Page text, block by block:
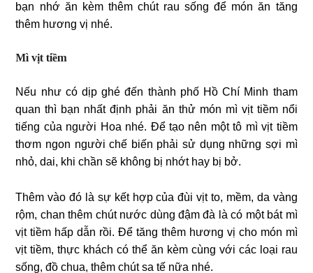
bạn nhớ ăn kèm thêm chút rau sống để món ăn tăng
thêm hương vị nhé.
Mì vịt tiềm
Nếu như có dịp ghé đến thành phố Hồ Chí Minh tham
quan thì bạn nhất định phải ăn thử món mì vịt tiềm nổi
tiếng của người Hoa nhé. Để tạo nên một tô mì vịt tiềm
thơm ngon người chế biến phải sử dụng những sợi mì
nhỏ, dai, khi chần sẽ không bị nhớt hay bị bở.
Thêm vào đó là sự kết hợp của đùi vịt to, mềm, da vàng
rộm, chan thêm chút nước dùng đậm đà là có một bát mì
vịt tiềm hấp dẫn rồi. Để tăng thêm hương vị cho món mì
vịt tiềm, thực khách có thể ăn kèm cùng với các loại rau
sống, đồ chua, thêm chút sa tế nữa nhé.